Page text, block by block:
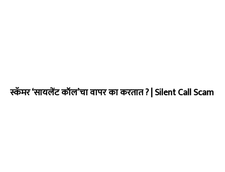
स्कॅमर ‘सायलेंट कॉल’चा वापर का करतात ? | Silent Call Scam